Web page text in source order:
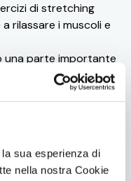
sua esperienza di
nella nostra Cookie
di stretching
rilassare i muscoli e
una parte importante
essere benefico
la flessibilità delle
i muscoli delle
gambe può
migliorare la